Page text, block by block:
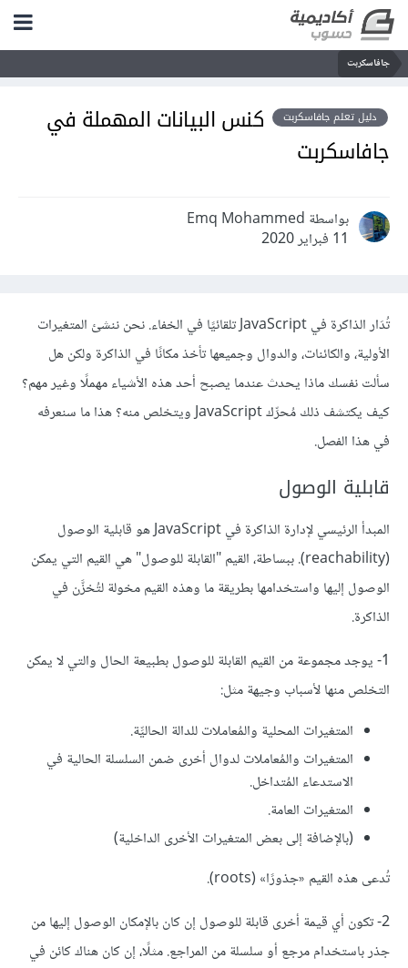
جافاسكربت
دليل تعلم جافاسكربت
كنس البيانات المهملة في
جافاسكربت
بواسطة Emq Mohammed
11 فبراير 2020
تُدَار الذاكرة في JavaScript تلقائيًا في الخفاء. نحن ننشئ المتغيرات
الأولية، والكائنات، والدوال وجميعها تأخذ مكانًا في الذاكرة ولكن هل
سألت نفسك ماذا يحدث عندما يصبح أحد هذه الأشياء مهملًا وغير مهم؟
كيف يكتشف ذلك مُحرِّك JavaScript ويتخلص منه؟ هذا ما سنعرفه
في هذا الفصل.
قابلية الوصول
المبدأ الرئيسي لإدارة الذاكرة في JavaScript هو قابلية الوصول
(reachability). ببساطة، القيم "القابلة للوصول" هي القيم التي يمكن
الوصول إليها واستخدامها بطريقة ما وهذه القيم مخولة لتُخزَّن في
الذاكرة.
1- يوجد مجموعة من القيم القابلة للوصول بطبيعة الحال والتي لا يمكن
التخلص منها لأسباب وجيهة مثل:
المتغيرات المحلية والمُعاملات للدالة الحاليِّة.
المتغيرات والمُعاملات لدوال أخرى ضمن السلسلة الحالية في
الاستدعاء المُتداخل.
المتغيرات العامة.
(بالإضافة إلى بعض المتغيرات الأخرى الداخلية)
تُدعى هذه القيم «جذورًا» (roots).
2- تكون أي قيمة أخرى قابلة للوصول إن كان بالإمكان الوصول إليها من
جذر باستخدام مرجع أو سلسلة من المراجع. مثلًا، إن كان هناك كائن في